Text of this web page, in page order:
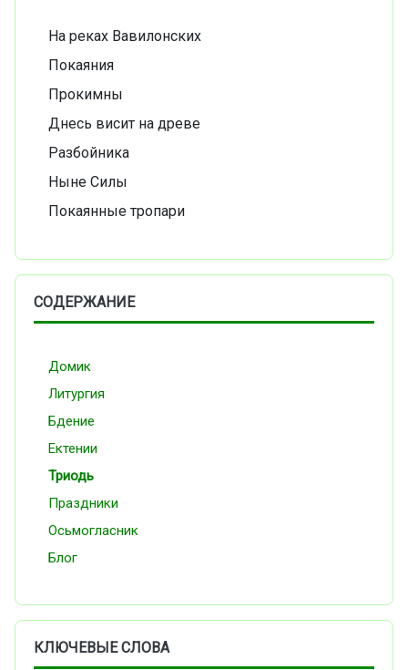
На реках Вавилонских
Покаяния
Прокимны
Днесь висит на древе
Разбойника
Ныне Силы
Покаянные тропари
СОДЕРЖАНИЕ
Домик
Литургия
Бдение
Ектении
Триодь
Праздники
Осьмогласник
Блог
КЛЮЧЕВЫЕ СЛОВА